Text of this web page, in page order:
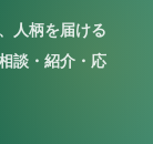
人柄を届ける
談・紹介・応